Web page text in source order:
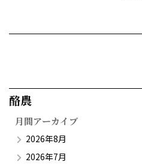
酪農​
月間アーカイブ
2026年8月
2026年7月